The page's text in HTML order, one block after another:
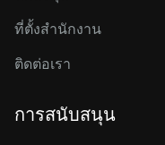
ที่ตั้งสำนักงาน
ติดต่อเรา
การสนับสนุน